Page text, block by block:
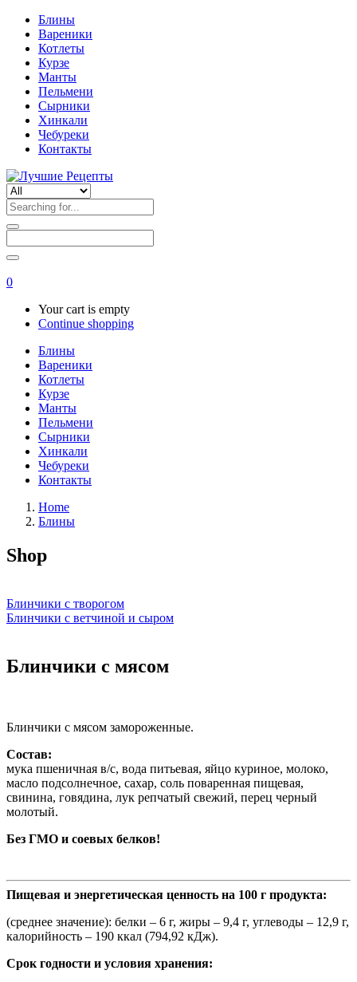
Блины
Вареники
Котлеты
Курзе
Манты
Пельмени
Сырники
Хинкали
Чебуреки
Контакты
0
Your cart is empty
Continue shopping
Блины
Вареники
Котлеты
Курзе
Манты
Пельмени
Сырники
Хинкали
Чебуреки
Контакты
Home
Блины
Shop
Блинчики с творогом
Блинчики с ветчиной и сыром
Блинчики с мясом
Блинчики с мясом замороженные.
Состав:
мука пшеничная в/с, вода питьевая, яйцо куриное, молоко,
масло подсолнечное, сахар, соль поваренная пищевая,
свинина, говядина, лук репчатый свежий, перец черный
молотый.
Без ГМО и соевых белков!
Пищевая и энергетическая ценность на 100 г продукта:
(среднее значение): белки – 6 г, жиры – 9,4 г, углеводы – 12,9 г,
калорийность – 190 ккал (794,92 кДж).
Срок годности и условия хранения: